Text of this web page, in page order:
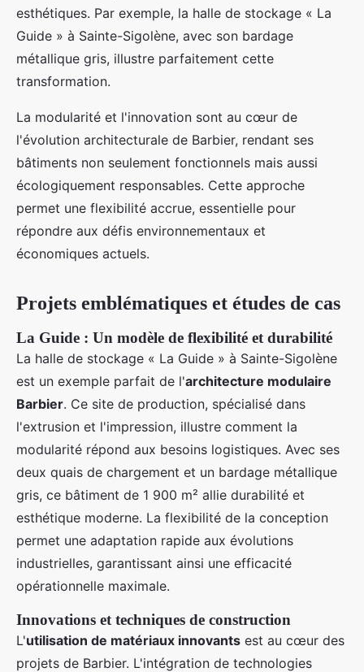
esthétiques. Par exemple, la halle de stockage « La
Guide » à Sainte-Sigolène, avec son bardage
métallique gris, illustre parfaitement cette
transformation.
La modularité et l'innovation sont au cœur de
l'évolution architecturale de Barbier, rendant ses
bâtiments non seulement fonctionnels mais aussi
écologiquement responsables. Cette approche
permet une flexibilité accrue, essentielle pour
répondre aux défis environnementaux et
économiques actuels.
Projets emblématiques et études de cas
La Guide : Un modèle de flexibilité et durabilité
La halle de stockage « La Guide » à Sainte-Sigolène
est un exemple parfait de l'architecture modulaire
Barbier. Ce site de production, spécialisé dans
l'extrusion et l'impression, illustre comment la
modularité répond aux besoins logistiques. Avec ses
deux quais de chargement et un bardage métallique
gris, ce bâtiment de 1 900 m² allie durabilité et
esthétique moderne. La flexibilité de la conception
permet une adaptation rapide aux évolutions
industrielles, garantissant ainsi une efficacité
opérationnelle maximale.
Innovations et techniques de construction
L'utilisation de matériaux innovants est au cœur des
projets de Barbier. L'intégration de technologies